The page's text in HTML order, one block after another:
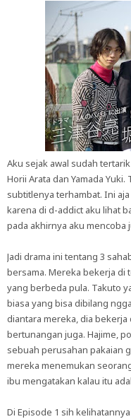
Aku sejak awal sudah
Horii Arata dan Yamada
subtitlenya terhambat. Ini
karena di d-addict aku lihat
pada akhirnya aku
Jadi drama ini tentang 3
bersama. Mereka bekerja di
yang berbeda pula. Takuto
biasa yang bisa dibilang
diantara mereka, dia
bertunangan juga. Hajime,
sebuah perusahan pakaian
mereka menemukan
ibu mengatakan kalau itu
Di Episode 1 sih